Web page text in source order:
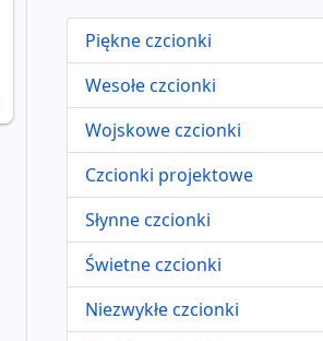
Piękne czcionki
Wesołe czcionki
Wojskowe czcionki
Czcionki projektowe
Słynne czcionki
Świetne czcionki
Niezwykłe czcionki